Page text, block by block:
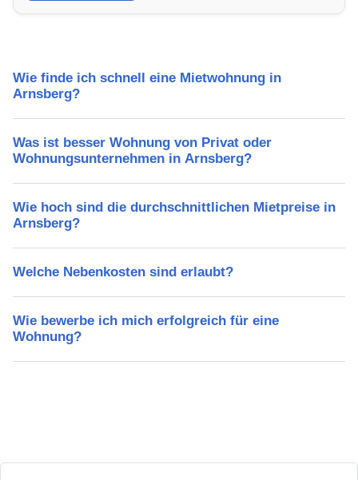
Freizeitmöglichkeiten und Mietpreise.
Wie finde ich schnell eine Mietwohnung in
Arnsberg?
Was ist besser Wohnung von Privat oder
Wohnungsunternehmen in Arnsberg?
Wie hoch sind die durchschnittlichen Mietpreise in
Arnsberg?
Welche Nebenkosten sind erlaubt?
Wie bewerbe ich mich erfolgreich für eine
Wohnung?